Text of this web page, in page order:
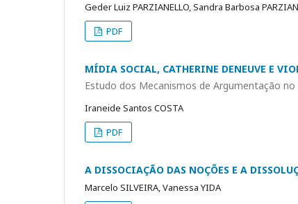
Geder Luiz PARZIANELLO, Sandra Barbosa
PDF
MÍDIA SOCIAL, CATHERINE DENEUVE E
Estudo dos Mecanismos de Argumentação
Iraneide Santos COSTA
PDF
A DISSOCIAÇÃO DAS NOÇÕES E A
Marcelo SILVEIRA, Vanessa YIDA